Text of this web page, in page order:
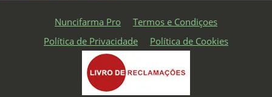
Nuncifarma Pro
Termos e Condiçoes
Política de Privacidade
Política de Cookies